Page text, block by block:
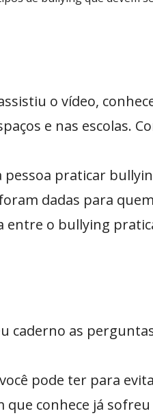
o vídeo,
e nas escolas.
pessoa praticar
dadas para
entre o bullying
caderno as
pode ter para
que conhece já